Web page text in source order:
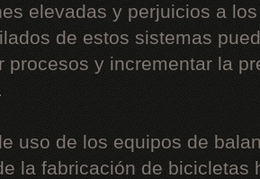
elevadas y perjuicios a
de estos sistemas
procesos y incrementar la
uso de los equipos de
la fabricación de bicicletas